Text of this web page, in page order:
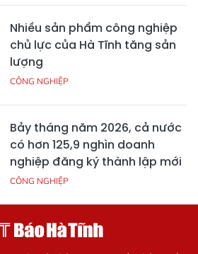
Nhiều sản phẩm công nghiệp
chủ lực của Hà Tĩnh tăng sản
lượng
CÔNG NGHIỆP
Bảy tháng năm 2026, cả nước
có hơn 125,9 nghìn doanh
nghiệp đăng ký thành lập mới
CÔNG NGHIỆP